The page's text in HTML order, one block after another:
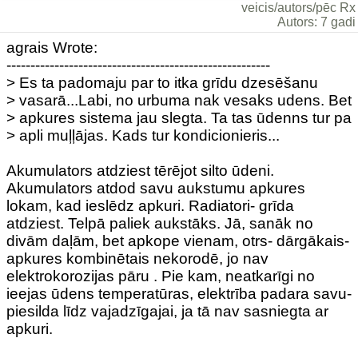
veicis/autors/pēc Rx
Autors: 7 gadi
agrais Wrote:
-------------------------------------------------------
> Es ta padomaju par to itka grīdu dzesēšanu
> vasarā...Labi, no urbuma nak vesaks udens. Bet
> apkures sistema jau slegta. Ta tas ūdenns tur pa
> apli muļļājas. Kads tur kondicionieris...
Akumulators atdziest tērējot silto ūdeni.
Akumulators atdod savu aukstumu apkures
lokam, kad ieslēdz apkuri. Radiatori- grīda
atdziest. Telpā paliek aukstāks. Jā, sanāk no
divām daļām, bet apkope vienam, otrs- dārgākais-
apkures kombinētais nekorodē, jo nav
elektrokorozijas pāru . Pie kam, neatkarīgi no
ieejas ūdens temperatūras, elektrība padara savu-
piesilda līdz vajadzīgajai, ja tā nav sasniegta ar
apkuri.